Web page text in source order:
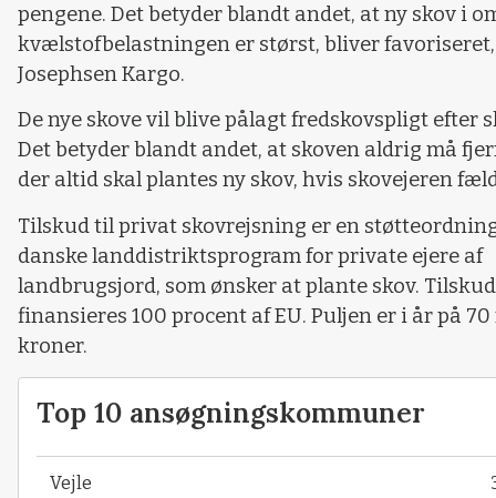
pengene. Det betyder blandt andet, at ny skov i
kvælstofbelastningen er størst, bliver
Josephsen Kargo.
De nye skove vil blive pålagt fredskovspligt efter
Det betyder blandt andet, at skoven aldrig må
der altid skal plantes ny skov, hvis skovejeren
Tilskud til privat skovrejsning er en
danske landdistriktsprogram for private ejere af
landbrugsjord, som ønsker at plante skov.
finansieres 100 procent af EU. Puljen er i år på
kroner.
Top 10 ansøgningskommuner
Vejle